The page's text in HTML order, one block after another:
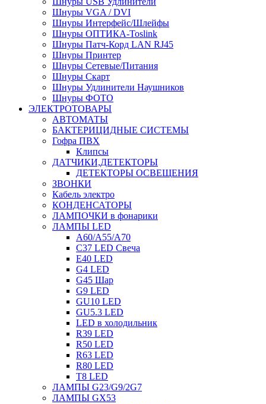
Шнуры VGA / DVI
Шнуры Интерфейс/Шлейфы
Шнуры ОПТИКА-Toslink
Шнуры Патч-Корд LAN RJ45
Шнуры Принтер
Шнуры Сетевые/Питания
Шнуры Скарт
Шнуры Удлинители Наушников
Шнуры ФОТО
ЭЛЕКТРОТОВАРЫ
АВТОМАТЫ
БАКТЕРИЦИДНЫЕ СИСТЕМЫ
Гофра ПВХ
Клипсы
ДАТЧИКИ,ДЕТЕКТОРЫ
ДЕТЕКТОРЫ ОСВЕЩЕНИЯ
ЗВОНКИ
Кабель электро
КОНДЕНСАТОРЫ
ЛАМПОЧКИ в фонарики
ЛАМПЫ LED
A60/A55/A70
C37 LED Свеча
E40 LED
G4 LED
G45 Шар
G9 LED
GU10 LED
GU5.3 LED
LED в холодильник
R39 LED
R50 LED
R63 LED
R80 LED
T8 LED
ЛАМПЫ G23/G9/2G7
ЛАМПЫ GX53